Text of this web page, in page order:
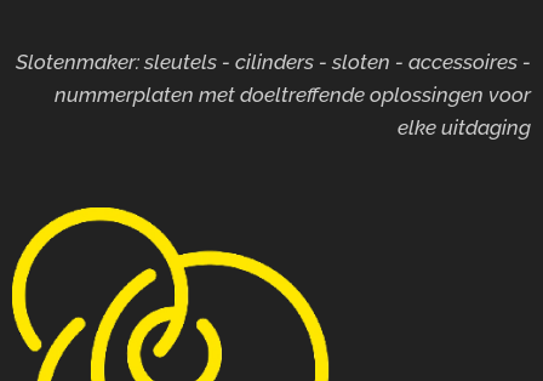
Slotenmaker: sleutels - cilinders - sloten - accessoires -
nummerplaten met doeltreffende oplossingen voor
elke uitdaging